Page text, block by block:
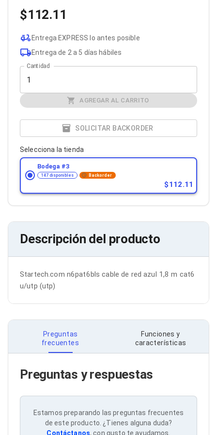
Cables Coaxiales
Accesorios para Cables
Conectores
Tapas y Cajas
Herramientas para Cables
Pinzas Ponchadoras
Probadores de Cable
Protectores para Cables
Cables para Impresoras
Bobinas
Cableado Estructurado
Sujetadores de Cables
Cinchos
Adaptadores
Adaptadores PC
Adaptadores PC USB
Adaptadores PC SATA
Adaptadores PC IDE
Bluetooth
Adaptadores Video
Adaptadores Video DisplayPort
Extensores y Receptores de Vídeo
Adaptadores Video DVI
Adaptadores Video VGA / HD15
Repetidores USB
Adaptadores Audio AUX
Adaptadores Audio USB
Dispositivos de Entrada
Mouse
Teclados
Teclados Numéricos
Servidores
Accesorios para Servidores
Racks y Gabinetes
Charolas para Racks y Gabinetes
112.11
Entrega EXPRESS lo antes posible
Entrega de 2 a 5 días hábiles
Cantidad
AGREGAR AL CARRITO
SOLICITAR BACKORDER
Selecciona la tienda
Bodega #3
147 disponibles Backorder
112.11
Descripción del producto
Startech.com n6pat6bls cable de red azul 1,8 m cat6
u/utp (utp)
Preguntas
frecuentes
Funciones y
características
Preguntas y respuestas
Estamos preparando las preguntas frecuentes
de este producto. ¿Tienes alguna duda?
Contáctanos, con gusto te ayudamos.